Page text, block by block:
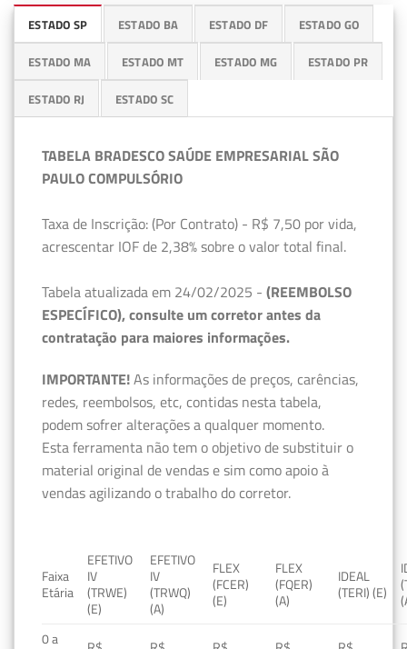
ESTADO SP ESTADO BA ESTADO DF ESTADO GO
ESTADO MA ESTADO MT ESTADO MG ESTADO PR
ESTADO RJ ESTADO SC
TABELA BRADESCO SAÚDE EMPRESARIAL SÃO
PAULO COMPULSÓRIO
Taxa de Inscrição: (Por Contrato) - R$ 7,50 por vida,
acrescentar IOF de 2,38% sobre o valor total final.
Tabela atualizada em 24/02/2025 - (REEMBOLSO
ESPECÍFICO), consulte um corretor antes da
contratação para maiores informações.
IMPORTANTE!As informações de preços, carências,
redes, reembolsos, etc, contidas nesta tabela,
podem sofrer alterações a qualquer momento.
Esta ferramenta não tem o objetivo de substituir o
material original de vendas e sim como apoio à
vendas agilizando o trabalho do corretor.
Faixa
Etária
EFETIVO
IV
(TRWE)
(E)
EFETIVO
IV
(TRWQ)
(A)
FLEX
(FCER)
(E)
FLEX
(FQER)
(A)
IDEAL
(TERI) (E)
0 a